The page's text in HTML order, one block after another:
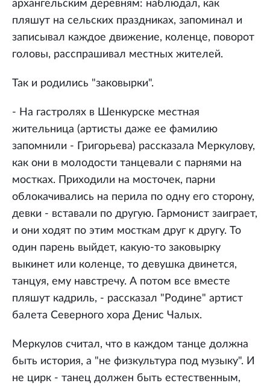
архангельским деревням: наблюдал, как
пляшут на сельских праздниках, запоминал и
записывал каждое движение, коленце, поворот
головы, расспрашивал местных жителей.
Так и родились "заковырки".
- На гастролях в Шенкурске местная
жительница (артисты даже ее фамилию
запомнили - Григорьева) рассказала Меркулову,
как они в молодости танцевали с парнями на
мостках. Приходили на мосточек, парни
облокачивались на перила по одну его сторону,
девки - вставали по другую. Гармонист заиграет,
и они ходят по этим мосткам друг к другу. То
один парень выйдет, какую-то заковырку
выкинет или коленце, то девушка двинется,
танцуя, ему навстречу. А потом все вместе
пляшут кадриль, - рассказал "Родине" артист
балета Северного хора Денис Чалых.
Меркулов считал, что в каждом танце должна
быть история, а "не физкультура под музыку". И
не цирк - танец должен быть естественным,